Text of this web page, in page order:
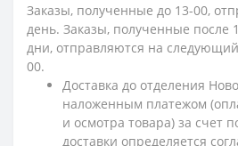
Заказы, полученные до 13-00,
день. Заказы, полученные после
дни, отправляются на
00.
Доставка до отделения
наложенным платежом
и осмотра товара) за счет
доставки определяется